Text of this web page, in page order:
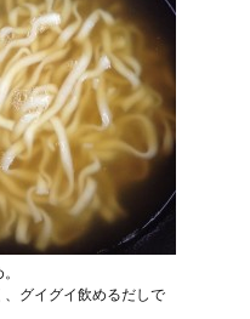
グイグイ飲めるだしで